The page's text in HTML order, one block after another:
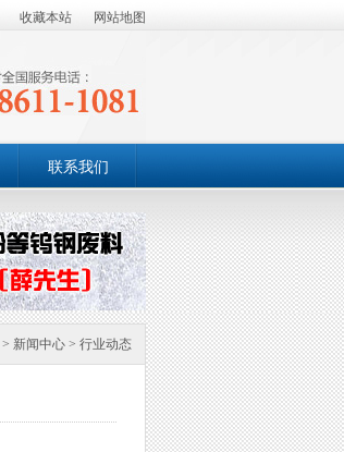
收藏本站 网站地图
联系我们
> 新闻中心 > 行业动态